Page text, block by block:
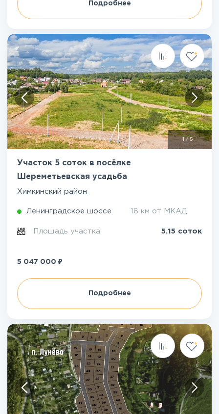
Подробнее
/ 5
Участок 5 соток в посёлке
Шереметьевская усадьба
Химкинский район
Ленинградское шоссе 18 км от МКАД
Площадь участка: 5.15 соток
5 047 000 ₽
Подробнее